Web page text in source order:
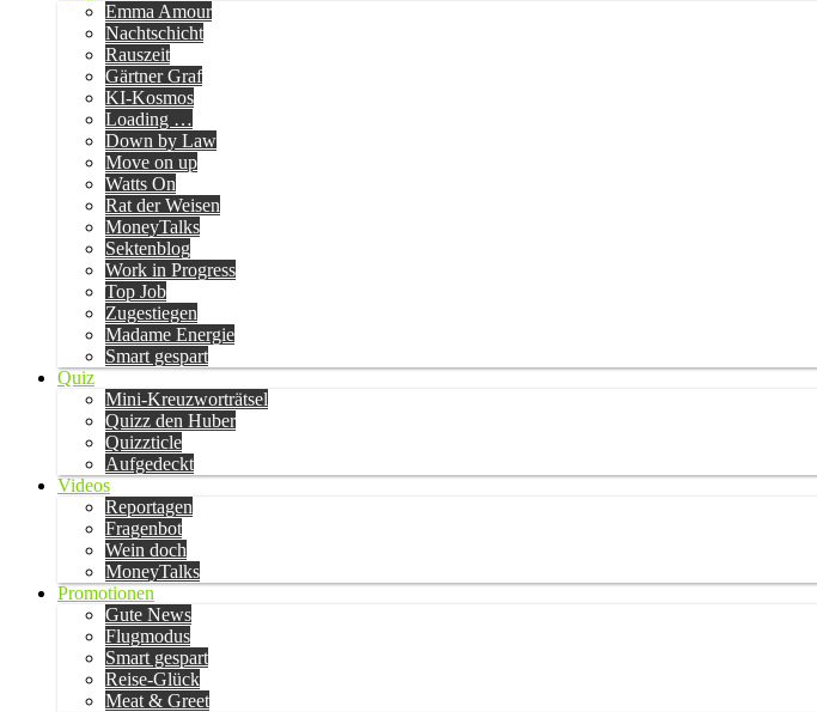
Emma Amour
Nachtschicht
Rauszeit
Gärtner Graf
KI-Kosmos
Loading …
Down by Law
Move on up
Watts On
Rat der Weisen
MoneyTalks
Sektenblog
Work in Progress
Top Job
Zugestiegen
Madame Energie
Smart gespart
Quiz
Mini-Kreuzworträtsel
Quizz den Huber
Quizzticle
Aufgedeckt
Videos
Reportagen
Fragenbot
Wein doch
MoneyTalks
Promotionen
Gute News
Flugmodus
Smart gespart
Reise-Glück
Meat & Greet